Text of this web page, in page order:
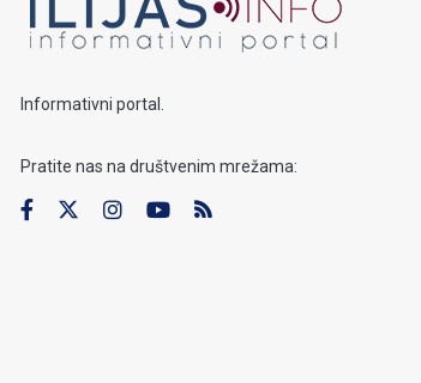
Informativni portal.
Pratite nas na društvenim mrežama: